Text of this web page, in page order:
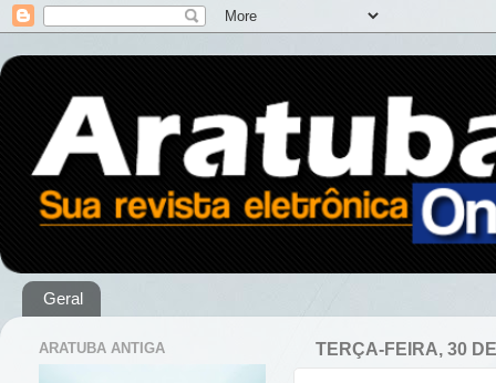
Geral
TERÇA-FEIRA, 30
ARATUBA ANTIGA